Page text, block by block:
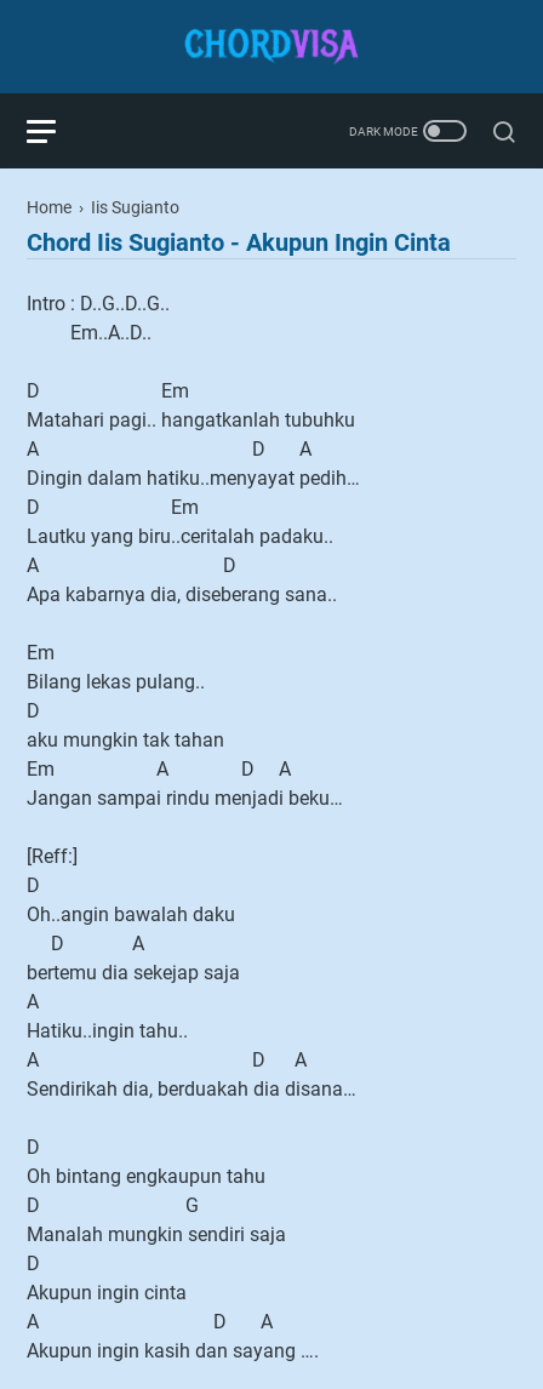
Home › Iis Sugianto
Chord Iis Sugianto - Akupun Ingin Cinta
Intro : D..G..D..G..
Em..A..D..
D Em
Matahari pagi.. hangatkanlah tubuhku
A D A
Dingin dalam hatiku..menyayat pedih…
D Em
Lautku yang biru..ceritalah padaku..
A D
Apa kabarnya dia, diseberang sana..
Em
Bilang lekas pulang..
D
aku mungkin tak tahan
Em A D A
Jangan sampai rindu menjadi beku…
[Reff:]
D
Oh..angin bawalah daku
D A
bertemu dia sekejap saja
A
Hatiku..ingin tahu..
A D A
Sendirikah dia, berduakah dia disana…
D
Oh bintang engkaupun tahu
D G
Manalah mungkin sendiri saja
D
Akupun ingin cinta
A D A
Akupun ingin kasih dan sayang ….